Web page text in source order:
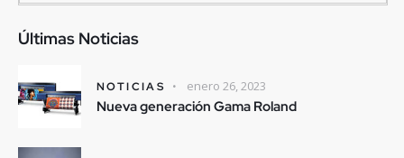
Últimas Noticias
NOTICIAS enero 26, 2023
Nueva generación Gama Roland